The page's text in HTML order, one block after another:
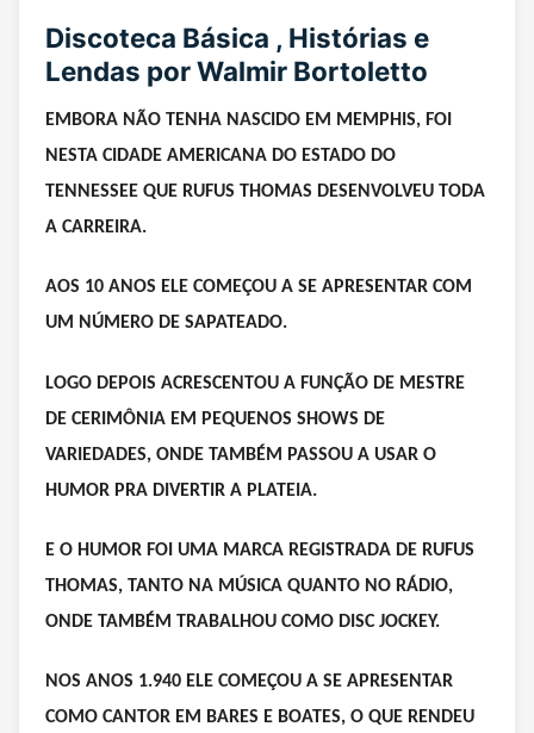
Discoteca Básica , Histórias e
Lendas por Walmir Bortoletto
EMBORA NÃO TENHA NASCIDO EM MEMPHIS, FOI
NESTA CIDADE AMERICANA DO ESTADO DO
TENNESSEE QUE RUFUS THOMAS DESENVOLVEU TODA
A CARREIRA.
AOS 10 ANOS ELE COMEÇOU A SE APRESENTAR COM
UM NÚMERO DE SAPATEADO.
LOGO DEPOIS ACRESCENTOU A FUNÇÃO DE MESTRE
DE CERIMÔNIA EM PEQUENOS SHOWS DE
VARIEDADES, ONDE TAMBÉM PASSOU A USAR O
HUMOR PRA DIVERTIR A PLATEIA.
E O HUMOR FOI UMA MARCA REGISTRADA DE RUFUS
THOMAS, TANTO NA MÚSICA QUANTO NO RÁDIO,
ONDE TAMBÉM TRABALHOU COMO DISC JOCKEY.
NOS ANOS 1.940 ELE COMEÇOU A SE APRESENTAR
COMO CANTOR EM BARES E BOATES, O QUE RENDEU